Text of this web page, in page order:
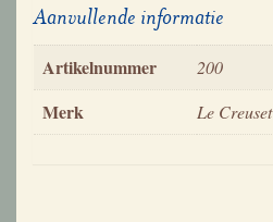
Aanvullende informatie
Artikelnummer 200
Merk Le Creuset